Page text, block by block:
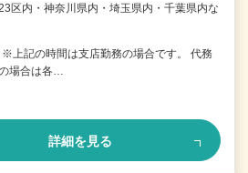
区内・神奈川県内・埼玉県内・千葉県内な
上記の時間は支店勤務の場合です。 代務
場合は各…
詳細を見る